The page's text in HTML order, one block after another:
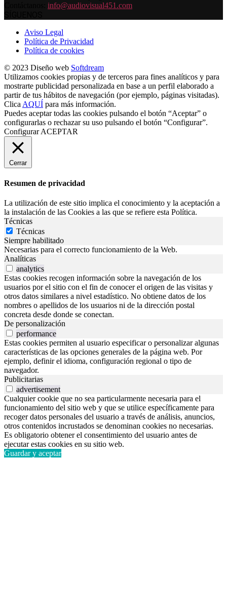
info@audiovisual451.com
Aviso Legal
Política de Privacidad
Política de cookies
© 2023 Diseño web Softdream
Utilizamos cookies propias y de terceros para fines analíticos y para
mostrarte publicidad personalizada en base a un perfil elaborado a
partir de tus hábitos de navegación (por ejemplo, páginas visitadas).
Clica AQUÍ para más información.
Puedes aceptar todas las cookies pulsando el botón “Aceptar” o
configurarlas o rechazar su uso pulsando el botón “Configurar”.
Configurar ACEPTAR
Cerrar
Resumen de privacidad
La utilización de este sitio implica el conocimiento y la aceptación a
la instalación de las Cookies a las que se refiere esta Política.
Técnicas
Técnicas
Siempre habilitado
Necesarias para el correcto funcionamiento de la Web.
Analíticas
analytics
Estas cookies recogen información sobre la navegación de los
usuarios por el sitio con el fin de conocer el origen de las visitas y
otros datos similares a nivel estadístico. No obtiene datos de los
nombres o apellidos de los usuarios ni de la dirección postal
concreta desde donde se conectan.
De personalización
performance
Estas cookies permiten al usuario especificar o personalizar algunas
características de las opciones generales de la página web. Por
ejemplo, definir el idioma, configuración regional o tipo de
navegador.
Publicitarias
advertisement
Cualquier cookie que no sea particularmente necesaria para el
funcionamiento del sitio web y que se utilice específicamente para
recoger datos personales del usuario a través de análisis, anuncios,
otros contenidos incrustados se denominan cookies no necesarias.
Es obligatorio obtener el consentimiento del usuario antes de
ejecutar estas cookies en su sitio web.
Guardar y aceptar